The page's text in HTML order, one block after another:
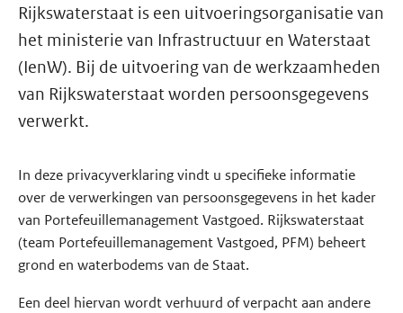
Rijkswaterstaat is een uitvoeringsorganisatie van
het ministerie van Infrastructuur en Waterstaat
(IenW). Bij de uitvoering van de werkzaamheden
van Rijkswaterstaat worden persoonsgegevens
verwerkt.
In deze privacyverklaring vindt u specifieke informatie
over de verwerkingen van persoonsgegevens in het kader
van Portefeuillemanagement Vastgoed. Rijkswaterstaat
(team Portefeuillemanagement Vastgoed, PFM) beheert
grond en waterbodems van de Staat.
Een deel hiervan wordt verhuurd of verpacht aan andere